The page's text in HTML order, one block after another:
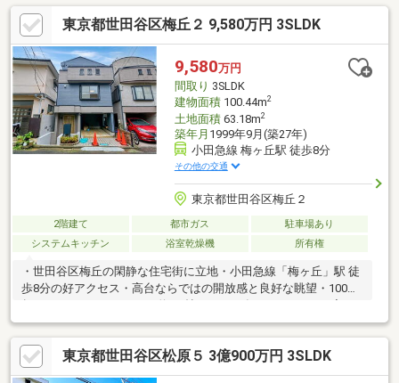
固定階段で昇降可能【交通手段】小田急電鉄小田原線 千歳船橋
駅 徒歩7分小田急電鉄小田原線 経堂駅 徒歩13分東急世田谷
線 宮の坂駅 徒歩24分お気軽に担当の三井住友トラスト不動産
経堂センター藤田にお問い合わせください♪
東京都世田谷区梅丘２ 9,580万円 3SLDK
9,580万円
間取り 3SLDK
建物面積100.44m2
土地面積63.18m2
築年月 1999年9月(築27年)
小田急線 梅ヶ丘駅 徒歩8分
その他の交通
東京都世田谷区梅丘２
2階建て 都市ガス
駐車場あり
システムキッチン
浴室乾燥機 所有権
・世田谷区梅丘の閑静な住宅街に立地・小田急線「梅ヶ丘」駅 徒
歩8分の好アクセス・高台ならではの開放感と良好な眺望・100m2
予定で室内快適・食洗機・浄水器・浴室乾燥機など設備充実落ち
着いた住環境と利便性を兼ね備え、ゆとりある暮らしを実現でき
る住まいです東京都世田谷区松原５ 3億900万円 3SLDK